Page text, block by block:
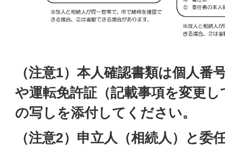
（注意1）本人確認書類は個人番
や運転免許証（記載事項を変更
の写しを添付してください。
（注意2）申立人（相続人）と委